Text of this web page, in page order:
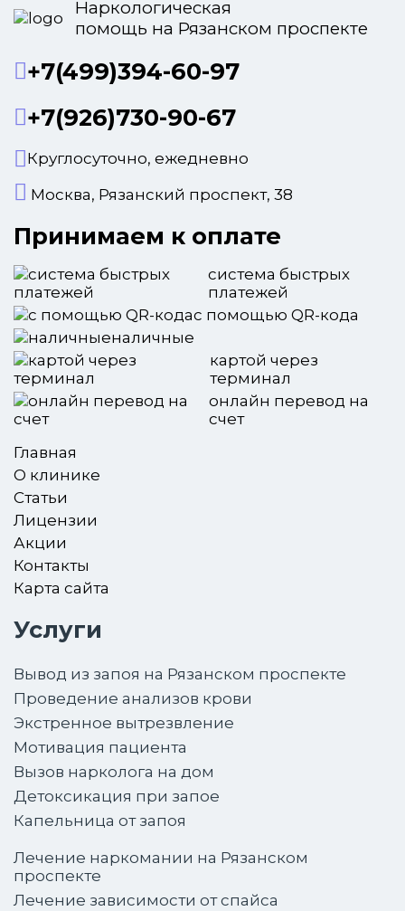
Наркологическая
помощь на Рязанском проспекте
+7(499)394-60-97
+7(926)730-90-67
Круглосуточно, ежедневно
Москва, Рязанский проспект, 38
Принимаем к оплате
система быстрых
платежей
с помощью QR-кода
наличные
картой через
терминал
онлайн перевод на
счет
Главная
О клинике
Статьи
Лицензии
Акции
Контакты
Карта сайта
Услуги
Вывод из запоя на Рязанском проспекте
Проведение анализов крови
Экстренное вытрезвление
Мотивация пациента
Вызов нарколога на дом
Детоксикация при запое
Капельница от запоя
Лечение наркомании на Рязанском
проспекте
Лечение зависимости от спайса